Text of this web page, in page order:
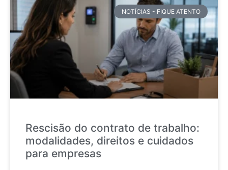
NOTÍCIAS - FIQUE ATENTO
Rescisão do contrato de trabalho:
modalidades, direitos e cuidados
para empresas